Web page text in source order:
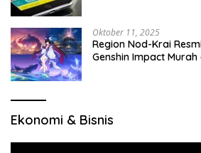
Oktober 11, 2025
Region Nod-Krai
Genshin Impact
Ekonomi & Bisnis